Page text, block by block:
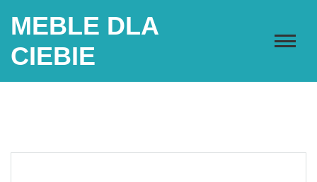
MEBLE DLA
CIEBIE